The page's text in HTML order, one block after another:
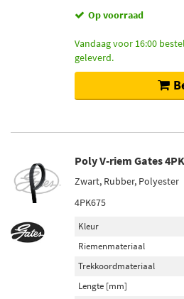
Lengte [mm]
690 (4)
Toon meer
Ribbenaantal
5 (12)
Op voorraad
Vandaag voor 16:00
geleverd.
Poly V-riem Gates
Zwart, Rubber, Polyester
4PK675
Kleur
Riemenmateriaal
Trekkoordmateriaal
Lengte [mm]